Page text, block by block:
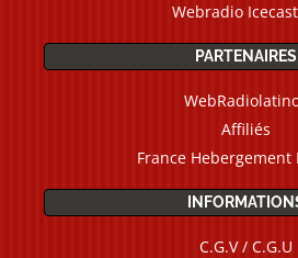
Webradio
PARTENAIRES
Affiliés
France
C.G.V / C.G.U